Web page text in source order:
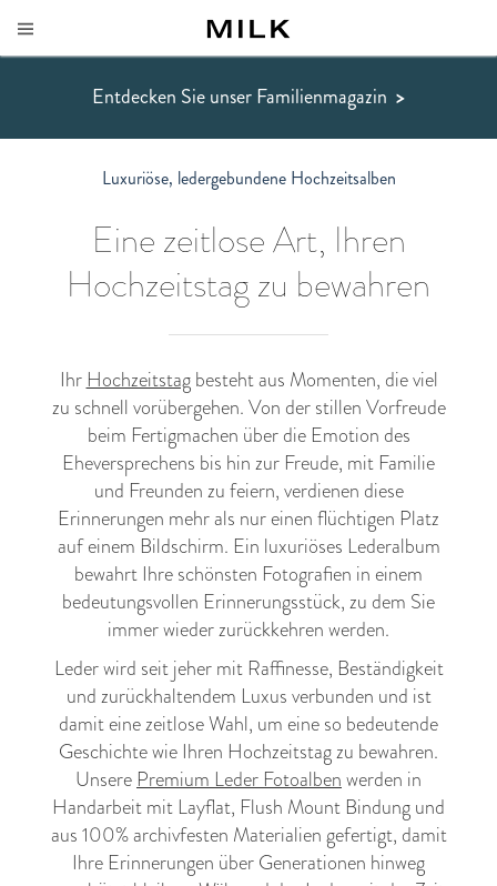
Entdecken Sie unser Familienmagazin >
Luxuriöse, ledergebundene Hochzeitsalben
Eine zeitlose Art, Ihren
Hochzeitstag zu bewahren
Ihr Hochzeitstagbesteht aus Momenten, die viel
zu schnell vorübergehen. Von der stillen Vorfreude
beim Fertigmachen über die Emotion des
Eheversprechens bis hin zur Freude, mit Familie
und Freunden zu feiern, verdienen diese
Erinnerungen mehr als nur einen flüchtigen Platz
auf einem Bildschirm. Ein luxuriöses Lederalbum
bewahrt Ihre schönsten Fotografien in einem
bedeutungsvollen Erinnerungsstück, zu dem Sie
immer wieder zurückkehren werden.
Leder wird seit jeher mit Raffinesse, Beständigkeit
und zurückhaltendem Luxus verbunden und ist
damit eine zeitlose Wahl, um eine so bedeutende
Geschichte wie Ihren Hochzeitstag zu bewahren.
Unsere Premium Leder Fotoalbenwerden in
Handarbeit mit Layflat, Flush Mount Bindung und
aus 100% archivfesten Materialien gefertigt, damit
Ihre Erinnerungen über Generationen hinweg